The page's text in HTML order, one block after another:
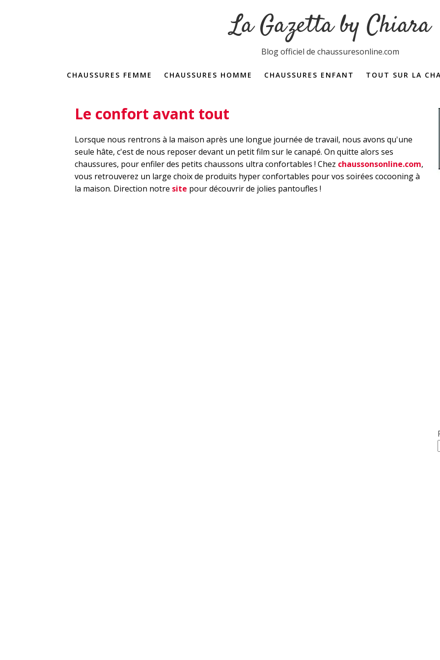
La Gazetta by Chiara
Blog officiel de chaussuresonline.com
CHAUSSURES FEMME CHAUSSURES HOMME CHAUSSURES ENFANT TOUT SUR LA
Le confort avant tout
Lorsque nous rentrons à la maison après une longue journée de travail, nous avons qu'une
seule hâte, c'est de nous reposer devant un petit film sur le canapé. On quitte alors ses
chaussures, pour enfiler des petits chaussons ultra confortables ! Chez chaussonsonline.com,
vous retrouverez un large choix de produits hyper confortables pour vos soirées cocooning à
la maison. Direction notre site pour découvrir de jolies pantoufles !